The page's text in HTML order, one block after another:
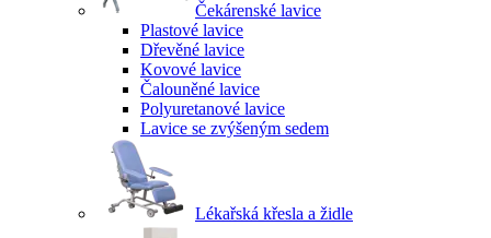
Čekárenské lavice
Plastové lavice
Dřevěné lavice
Kovové lavice
Čalouněné lavice
Polyuretanové lavice
Lavice se zvýšeným sedem
Lékařská křesla a židle